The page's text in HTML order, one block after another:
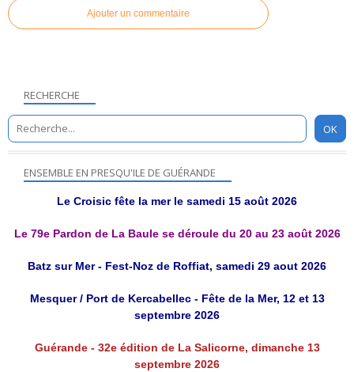
Ajouter un commentaire
RECHERCHE
ENSEMBLE EN PRESQU'ILE DE GUÉRANDE
Le Croisic fête la mer le samedi 15 août 2026
Le 79e Pardon de La Baule se déroule du 20 au 23 août 2026
Batz sur Mer - Fest-Noz de Roffiat, samedi 29 aout 2026
Mesquer / Port de Kercabellec - Fête de la Mer, 12 et 13
septembre 2026
Guérande - 32e édition de La Salicorne, dimanche 13
septembre 2026